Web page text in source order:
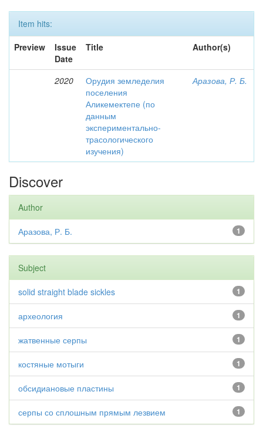
Item hits:
Preview
Issue
Date
Title Author(s)
2020
Орудия земледелия
поселения
Аликемектепе (по
данным
экспериментально-
трасологического
изучения)
Аразова, Р. Б.
Discover
Author
1
Аразова, Р. Б.
Subject
1
solid straight blade sickles
1
археология
1
жатвенные серпы
1
костяные мотыги
1
обсидиановые пластины
1
серпы со сплошным прямым лезвием